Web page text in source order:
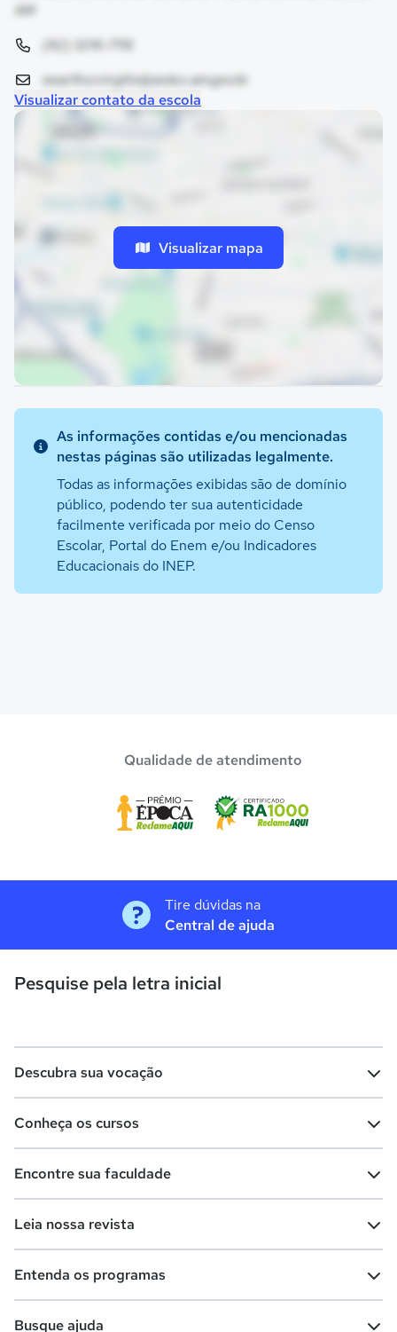
AM
(92) 3216-7116
eearthurvirgilio@seduc.am.gov.br
Visualizar contato da escola
Visualizar mapa
As informações contidas e/ou mencionadas
nestas páginas são utilizadas legalmente.
Todas as informações exibidas são de domínio
público, podendo ter sua autenticidade
facilmente verificada por meio do Censo
Escolar, Portal do Enem e/ou Indicadores
Educacionais do INEP.
Qualidade de atendimento
Tire dúvidas na
Central de ajuda
Pesquise pela letra inicial
Descubra sua vocação
Conheça os cursos
Cursos técnicos
Escolas
Encontre sua faculdade
Comunidade Quero
Leia nossa revista
Entenda os programas
Busque ajuda